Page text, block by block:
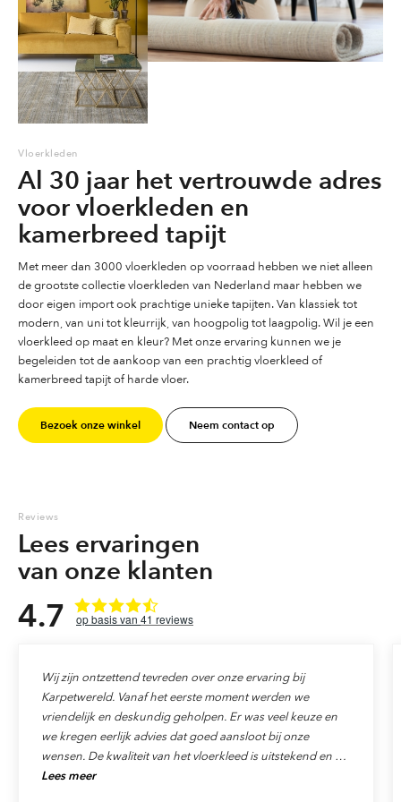
kleuren, ronde vloerkleden, grote maten, vintage en patchwork,
moderne, klassieke vloerkleden of een vloerkleed voor de
kinderkamer, slaapkamer en/of woonkamer. Wij berekenen geen
verzendkosten voor Nederland. Gratis recht van retour 14 dagen
vanaf levering.
Vloerkleden zijn onmisbaar is uw interieur! Dat is niet raar want een
zorgt ook voor een comfortabel en behaaglijk gevoel en sfeer in je
interieur.
Wij bieden u een uitgebreid aanbod vloerkleden, tapijten en
karpetten in veel kleuren en maten. Ook hebben wij een grote
collectie vloerkleden in grote afmetingen. Wilt u een vloerkleed op
maat laten maken ? Informeer naar de mogelijkheden. Wij hebben
voor iedereen een passend karpet, tapijt of vloerkleed, in kleine en
grote maten, hoog- en laagpolige karpetten en vloerkleden in veel
designs en kleuren. Voor iedere plek in huis is er wel een mooi
vloerkleed te vinden. Overtuig u zelf van de grote collecties met de
vele mogelijkheden die wij kunnen aanbieden. 1200 m2 winkel met
alle soorten vloerkleden onder één dak.
Marokkaanse berber tapijten
Vloerkleden
Al 30 jaar het vertrouwde adres
voor vloerkleden en
kamerbreed tapijt
Met meer dan 3000 vloerkleden op voorraad hebben we niet alleen
de grootste collectie vloerkleden van Nederland maar hebben we
door eigen import ook prachtige unieke tapijten. Van klassiek tot
modern, van uni tot kleurrijk, van hoogpolig tot laagpolig. Wil je een
vloerkleed op maat en kleur? Met onze ervaring kunnen we je
begeleiden tot de aankoop van een prachtig vloerkleed of
kamerbreed tapijt of harde vloer.
Bezoek onze winkel Neem contact op
Reviews
Lees ervaringen
van onze klanten
4.7 41 reviews
Wij zijn ontzettend tevreden over onze ervaring bij
Karpetwereld. Vanaf het eerste moment werden we
vriendelijk en deskundig geholpen. Er was veel keuze en
we kregen eerlijk advies dat goed aansloot bij onze
wensen. De kwaliteit van het vloerkleed is uitstekend en de
levering verliep precies zoals afgesproken. Ook de service
Lees meer